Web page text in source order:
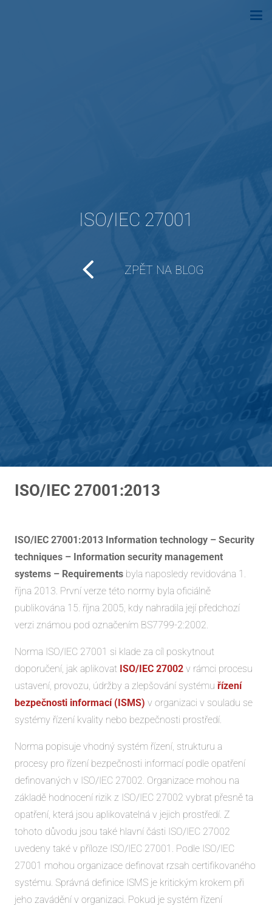
ISO/IEC 27001
ZPĚT NA BLOG
ISO/IEC 27001:2013
ISO/IEC 27001:2013 Information technology – Security
techniques – Information security management
systems – Requirements byla naposledy revidována 1.
října 2013. První verze této normy byla oficiálně
publikována 15. října 2005, kdy nahradila její předchozí
verzi známou pod označením BS7799-2:2002.
Norma ISO/IEC 27001 si klade za cíl poskytnout
doporučení, jak aplikovat ISO/IEC 27002 v rámci procesu
ustavení, provozu, údržby a zlepšování systému řízení
bezpečnosti informací (ISMS) v organizaci v souladu se
systémy řízení kvality nebo bezpečnosti prostředí.
Norma popisuje vhodný systém řízení, strukturu a
procesy pro řízení bezpečnosti informací podle opatření
definovaných v ISO/IEC 27002. Organizace mohou na
základě hodnocení rizik z ISO/IEC 27002 vybrat přesně ta
opatření, která jsou aplikovatelná v jejich prostředí. Z
tohoto důvodu jsou také hlavní části ISO/IEC 27002
uvedeny také v příloze ISO/IEC 27001. Podle ISO/IEC
27001 mohou organizace definovat rzsah certifikovaného
systému. Správná definice ISMS je kritickým krokem při
jeho zavádění v organizaci. Pokud je systém řízení